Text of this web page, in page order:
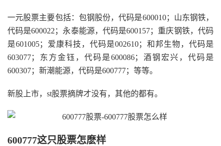
一元股票主要包括：包钢股份，代码是600010；山东钢铁，
代码是600022；永泰能源，代码是600157；重庆钢铁，代码
是601005；爱康科技，代码是002610；和邦生物，代码是
603077；东方金钰，代码是600086；酒钢宏兴，代码是
600307；新潮能源，代码是600777；等等。
新股上市，st股票摘牌才没有，其他的都有。
600777这只股票怎麽样